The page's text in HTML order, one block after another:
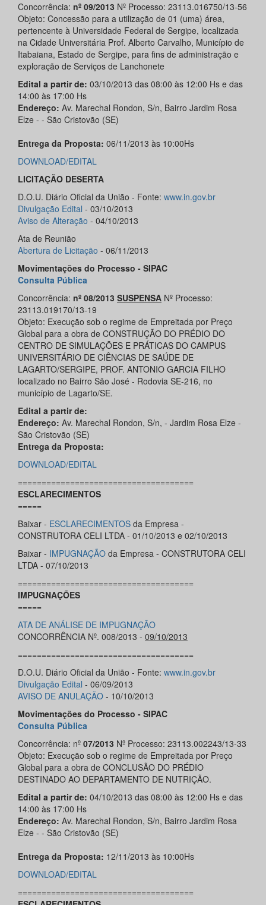
Concorrência: nº 09/2013 Nº Processo: 23113.016750/13-56
Objeto: Concessão para a utilização de 01 (uma) área,
pertencente à Universidade Federal de Sergipe, localizada
na Cidade Universitária Prof. Alberto Carvalho, Município de
Itabaiana, Estado de Sergipe, para fins de administração e
exploração de Serviços de Lanchonete
Edital a partir de: 03/10/2013 das 08:00 às 12:00 Hs e das
14:00 às 17:00 Hs
Endereço: Av. Marechal Rondon, S/n, Bairro Jardim Rosa
Elze - - São Cristovão (SE)
Entrega da Proposta: 06/11/2013 às 10:00Hs
DOWNLOAD/EDITAL
LICITAÇÃO DESERTA
D.O.U. Diário Oficial da União - Fonte: www.in.gov.br
Divulgação Edital - 03/10/2013
Aviso de Alteração - 04/10/2013
Ata de Reunião
Abertura de Licitação - 06/11/2013
Movimentações do Processo - SIPAC
Consulta Pública
Concorrência: nº 08/2013 SUSPENSA Nº Processo:
23113.019170/13-19
Objeto: Execução sob o regime de Empreitada por Preço
Global para a obra de CONSTRUÇÃO DO PRÉDIO DO
CENTRO DE SIMULAÇÕES E PRÁTICAS DO CAMPUS
UNIVERSITÁRIO DE CIÊNCIAS DE SAÚDE DE
LAGARTO/SERGIPE, PROF. ANTONIO GARCIA FILHO
localizado no Bairro São José - Rodovia SE-216, no
município de Lagarto/SE.
Edital a partir de:
Endereço: Av. Marechal Rondon, S/n, - Jardim Rosa Elze -
São Cristovão (SE)
Entrega da Proposta:
DOWNLOAD/EDITAL
=====================================
ESCLARECIMENTOS
=====
Baixar - ESCLARECIMENTOS da Empresa -
CONSTRUTORA CELI LTDA - 01/10/2013 e 02/10/2013
Baixar - IMPUGNAÇÃO da Empresa - CONSTRUTORA CELI
LTDA - 07/10/2013
=====================================
IMPUGNAÇÕES
=====
ATA DE ANÁLISE DE IMPUGNAÇÃO
CONCORRÊNCIA Nº. 008/2013 - 09/10/2013
=====================================
D.O.U. Diário Oficial da União - Fonte: www.in.gov.br
Divulgação Edital - 06/09/2013
AVISO DE ANULAÇÃO - 10/10/2013
Movimentações do Processo - SIPAC
Consulta Pública
Concorrência: nº 07/2013 Nº Processo: 23113.002243/13-33
Objeto: Execução sob o regime de Empreitada por Preço
Global para a obra de CONCLUSÃO DO PRÉDIO
DESTINADO AO DEPARTAMENTO DE NUTRIÇÃO.
Edital a partir de: 04/10/2013 das 08:00 às 12:00 Hs e das
14:00 às 17:00 Hs
Endereço: Av. Marechal Rondon, S/n, Bairro Jardim Rosa
Elze - - São Cristovão (SE)
Entrega da Proposta: 12/11/2013 às 10:00Hs
DOWNLOAD/EDITAL
=====================================